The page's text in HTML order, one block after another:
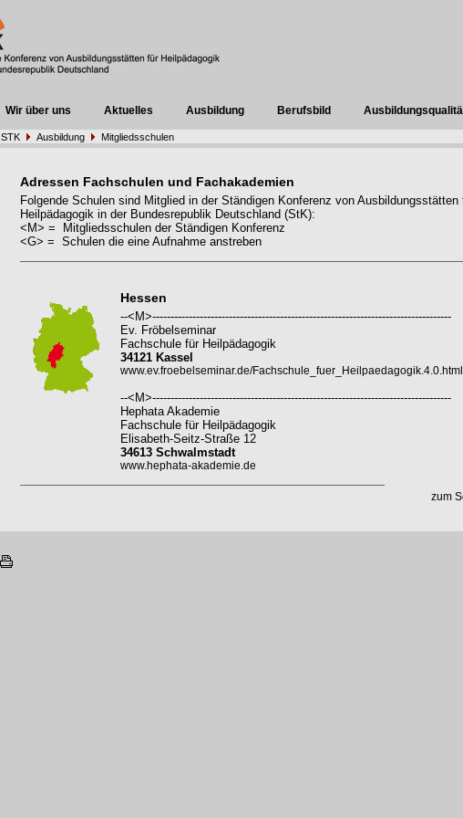
Wir über uns Aktuelles Ausbildung Berufsbild
STK Ausbildung Mitgliedsschulen
Adressen Fachschulen und Fachakademien
Folgende Schulen sind Mitglied in der Ständigen Konferenz von Ausbildungsstätten
Heilpädagogik in der Bundesrepublik Deutschland (StK):
<M> = Mitgliedsschulen der Ständigen Konferenz
<G> = Schulen die eine Aufnahme anstreben
Hessen
--<M>----------------------------------------------------------------------------------
Ev. Fröbelseminar
Fachschule für Heilpädagogik
34121 Kassel
www.ev.froebelseminar.de/Fachschule_fuer_Heilpaedagogik.4.0.html
--<M>----------------------------------------------------------------------------------
Hephata Akademie
Fachschule für Heilpädagogik
Elisabeth-Seitz-Straße 12
34613 Schwalmstadt
www.hephata-akademie.de
zum